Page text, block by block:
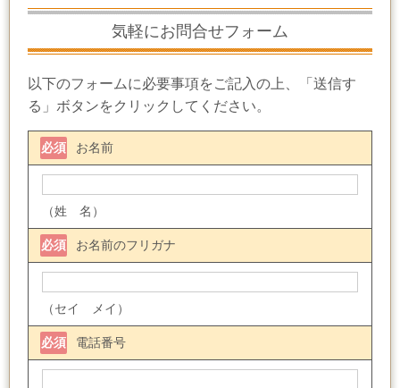
気軽にお問合せフォーム
以下のフォームに必要事項をご記入の上、「送信す
る」ボタンをクリックしてください。
お名前
必須
（姓 名）
お名前のフリガナ
必須
（セイ メイ）
電話番号
必須